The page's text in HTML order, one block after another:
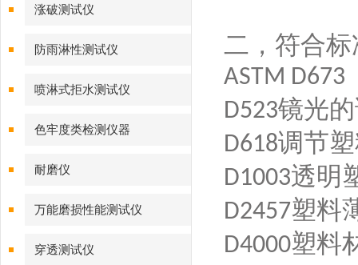
涨破测试仪
防雨淋性测试仪
喷淋式拒水测试仪
色牢度类检测仪器
耐磨仪
万能磨损性能测试仪
穿透测试仪
二， 符合标
ASTM D673
D523镜光
D618调节
D1003透明
D2457塑料
D4000塑料